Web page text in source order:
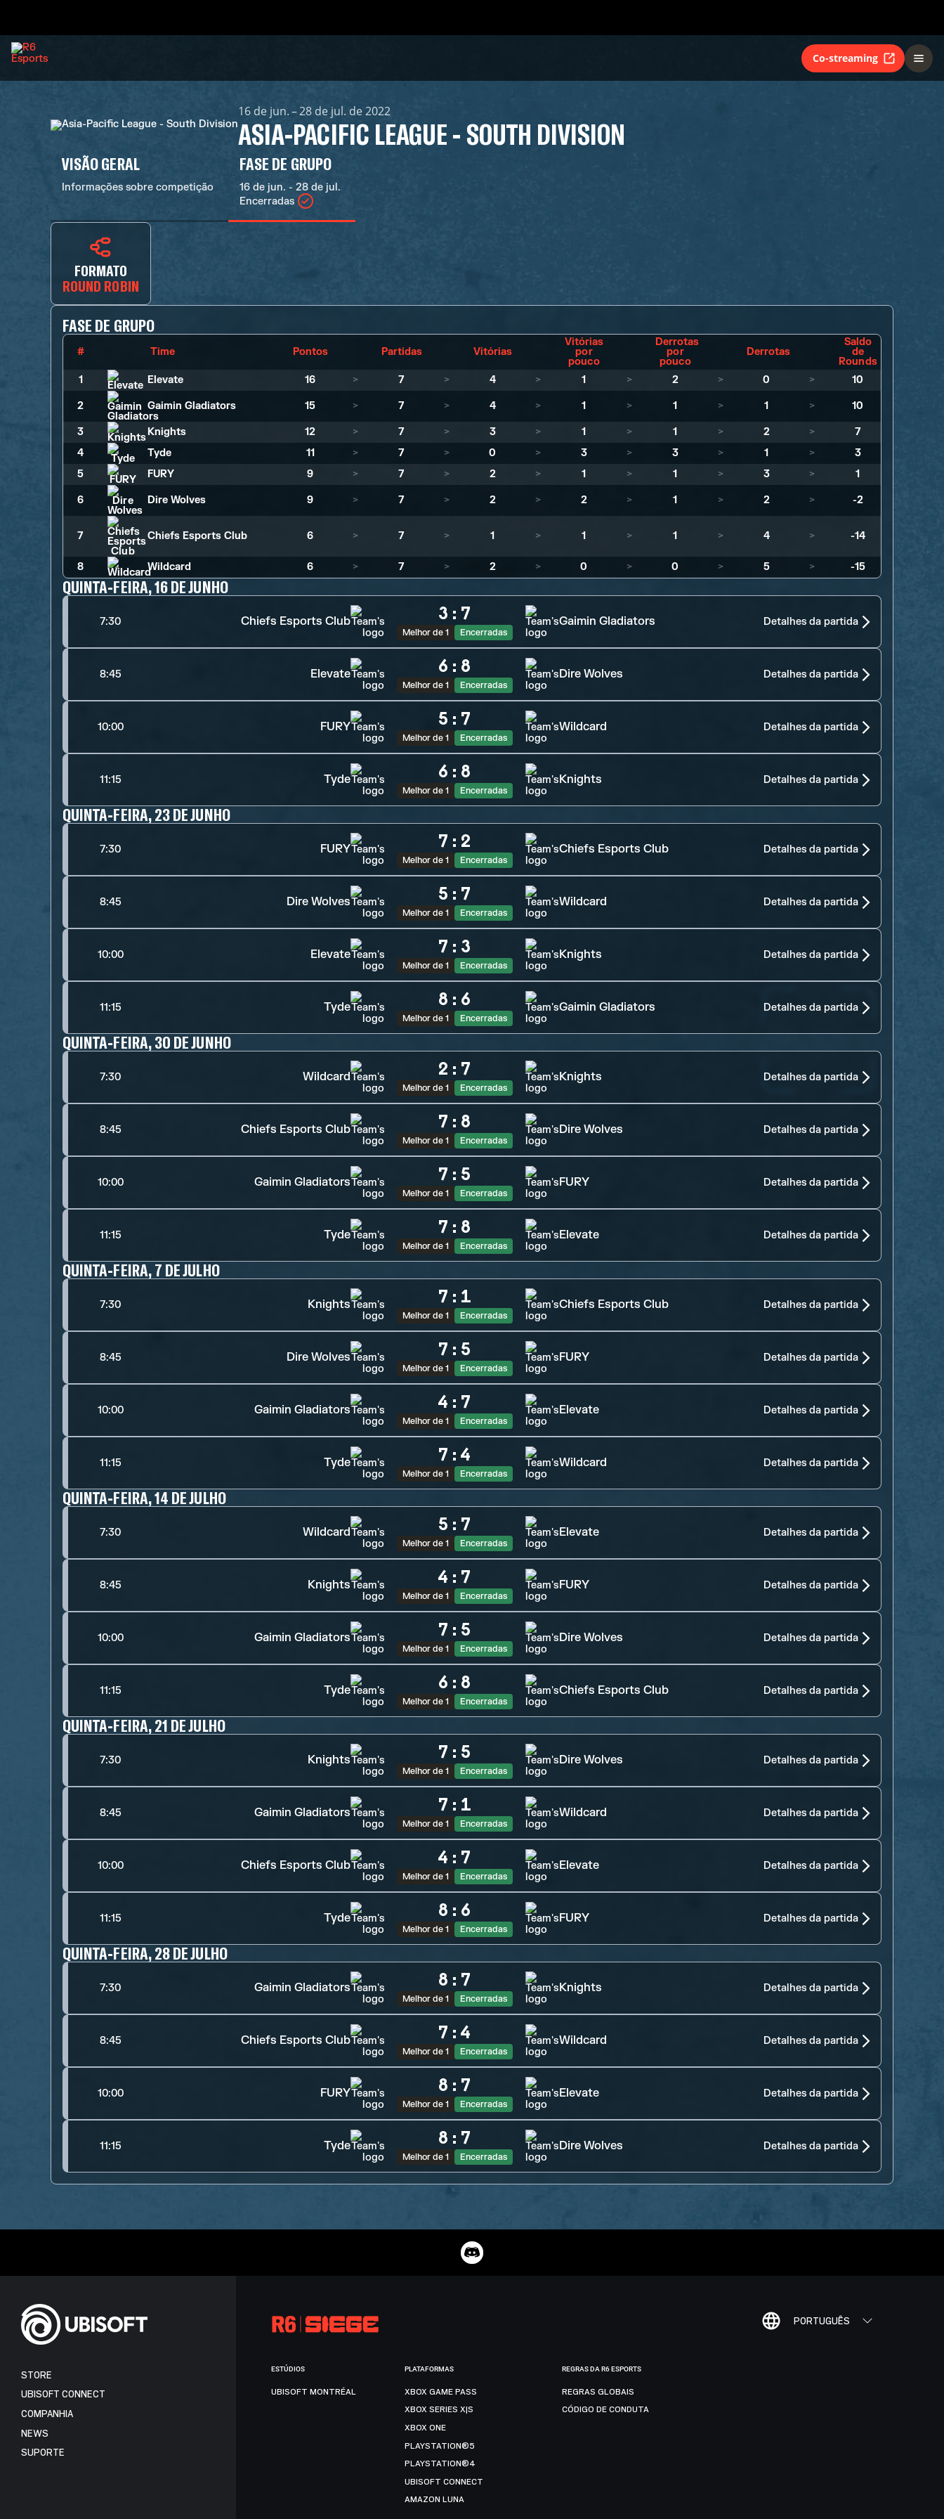
Co-streaming
16 de jun. – 28 de jul. de 2022
ASIA-PACIFIC LEAGUE - SOUTH DIVISION
VISÃO GERAL
Informações sobre competição
FASE DE GRUPO
16 de jun. - 28 de jul.
Encerradas
FORMATO
ROUND ROBIN
FASE DE GRUPO
# Time Pontos Partidas Vitórias
Vitórias
por
pouco
Derrotas
por
pouco
Derrotas
Saldo
de
Rounds
1
Elevate 16 > 7 > 4 > 1 > 2 > 0 > 10
2 Gaimin Gladiators 15 > 7 > 4 > 1 > 1 > 1 > 10
3 Knights 12 > 7 > 3 > 1 > 1 > 2 >
7
4
Tyde 11 > 7 > 0 > 3 > 3 > 1 >
3
5
FURY 9 > 7 > 2 > 1 > 1 > 3 > 1
6 Dire Wolves 9 > 7 > 2 > 2 > 1 > 2 > -2
7 Chiefs Esports Club 6 > 7 > 1 > 1 > 1 > 4 > -14
8 Wildcard 6 > 7 > 2 > 0 > 0 > 5 > -15
QUINTA-FEIRA, 16 DE JUNHO
7:30 Chiefs Esports Club 3 : 7
Melhor de 1 Encerradas
Gaimin Gladiators Detalhes da partida
8:45 Elevate 6 : 8
Melhor de 1 Encerradas
Dire Wolves Detalhes da partida
10:00 FURY 5 : 7
Melhor de 1 Encerradas
Wildcard Detalhes da partida
11:15 Tyde 6 : 8
Melhor de 1 Encerradas
Knights Detalhes da partida
QUINTA-FEIRA, 23 DE JUNHO
7:30 FURY 7 : 2
Melhor de 1 Encerradas
Chiefs Esports Club Detalhes da partida
8:45 Dire Wolves 5 : 7
Melhor de 1 Encerradas
Wildcard Detalhes da partida
10:00 Elevate 7 : 3
Melhor de 1 Encerradas
Knights Detalhes da partida
11:15 Tyde 8 : 6
Melhor de 1 Encerradas
Gaimin Gladiators Detalhes da partida
QUINTA-FEIRA, 30 DE JUNHO
7:30 Wildcard 2 : 7
Melhor de 1 Encerradas
Knights Detalhes da partida
8:45 Chiefs Esports Club 7 : 8
Melhor de 1 Encerradas
Dire Wolves Detalhes da partida
10:00 Gaimin Gladiators 7 : 5
Melhor de 1 Encerradas
FURY Detalhes da partida
11:15 Tyde 7 : 8
Melhor de 1 Encerradas
Elevate Detalhes da partida
QUINTA-FEIRA, 7 DE JULHO
7:30 Knights 7 : 1
Melhor de 1 Encerradas
Chiefs Esports Club Detalhes da partida
8:45 Dire Wolves 7 : 5
Melhor de 1 Encerradas
FURY Detalhes da partida
10:00 Gaimin Gladiators 4 : 7
Melhor de 1 Encerradas
Elevate Detalhes da partida
11:15 Tyde 7 : 4
Melhor de 1 Encerradas
Wildcard Detalhes da partida
QUINTA-FEIRA, 14 DE JULHO
7:30 Wildcard 5 : 7
Melhor de 1 Encerradas
Elevate Detalhes da partida
8:45 Knights 4 : 7
Melhor de 1 Encerradas
FURY Detalhes da partida
10:00 Gaimin Gladiators 7 : 5
Melhor de 1 Encerradas
Dire Wolves Detalhes da partida
11:15 Tyde 6 : 8
Melhor de 1 Encerradas
Chiefs Esports Club Detalhes da partida
QUINTA-FEIRA, 21 DE JULHO
7:30 Knights 7 : 5
Melhor de 1 Encerradas
Dire Wolves Detalhes da partida
8:45 Gaimin Gladiators 7 : 1
Melhor de 1 Encerradas
Wildcard Detalhes da partida
10:00 Chiefs Esports Club 4 : 7
Melhor de 1 Encerradas
Elevate Detalhes da partida
11:15 Tyde 8 : 6
Melhor de 1 Encerradas
FURY Detalhes da partida
QUINTA-FEIRA, 28 DE JULHO
7:30 Gaimin Gladiators 8 : 7
Melhor de 1 Encerradas
Knights Detalhes da partida
8:45 Chiefs Esports Club 7 : 4
Melhor de 1 Encerradas
Wildcard Detalhes da partida
10:00 FURY 8 : 7
Melhor de 1 Encerradas
Elevate Detalhes da partida
11:15 Tyde 8 : 7
Melhor de 1 Encerradas
Dire Wolves Detalhes da partida
PORTUGUÊS
STORE
UBISOFT CONNECT
COMPANHIA
NEWS
SUPORTE
ESTÚDIOS
UBISOFT MONTRÉAL
PLATAFORMAS
XBOX GAME PASS
XBOX SERIES X|S
XBOX ONE
PLAYSTATION®5
PLAYSTATION®4
UBISOFT CONNECT
AMAZON LUNA
REGRAS DA R6 ESPORTS
REGRAS GLOBAIS
CÓDIGO DE CONDUTA